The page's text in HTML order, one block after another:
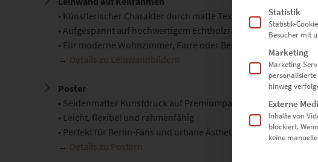
• Künstlerischer Charakter durch matte Textur
• Aufgespannt auf hochwertigem Echtholzrahmen
• Für moderne Wohnzimmer, Flure oder Berliner Büros
→ Details zu Leinwandbildern
Poster
• Seidenmatter Kunstdruck auf Premiumpapier
• Leicht, flexibel und rahmenfähig
• Perfekt für Berlin-Fans und urbane Ästheten
→ Details zu Postern
Statistik
Statistik-
Besucher mit
Marketing
Marketing
hinweg
Externe
Inhalte von
blockiert.
keine